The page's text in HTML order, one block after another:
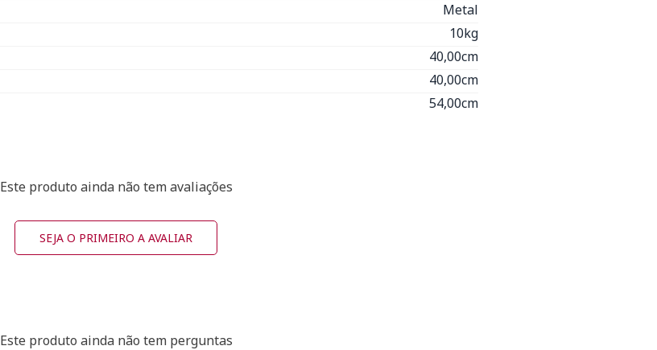
Metal
10kg
40,00cm
40,00cm
54,00cm
Este produto ainda não tem avaliações
SEJA O PRIMEIRO A AVALIAR
Este produto ainda não tem perguntas